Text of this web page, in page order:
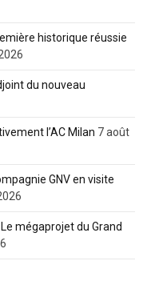
historique réussie
du nouveau
l’AC Milan 7 août
GNV en visite
mégaprojet du Grand